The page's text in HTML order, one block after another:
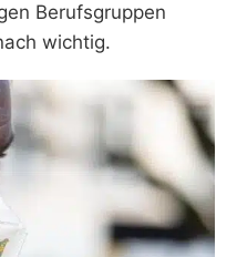
Berufsgruppen
wichtig.